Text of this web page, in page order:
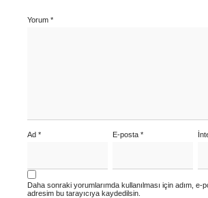
Yorum *
Ad * E-posta*
Daha sonraki yorumlarımda kullanılması için adım,
adresim bu tarayıcıya kaydedilsin.